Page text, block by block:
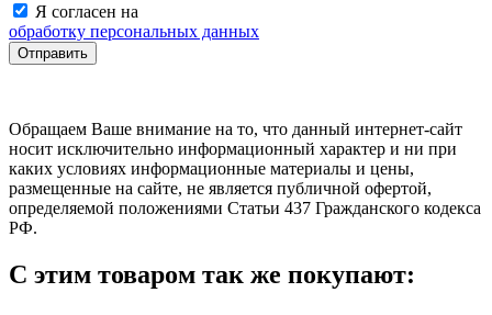
Я согласен на
обработку персональных данных
Обращаем Ваше внимание на то, что данный интернет-сайт
носит исключительно информационный характер и ни при
каких условиях информационные материалы и цены,
размещенные на сайте, не является публичной офертой,
определяемой положениями Статьи 437 Гражданского кодекса
РФ.
С этим товаром так же покупают: